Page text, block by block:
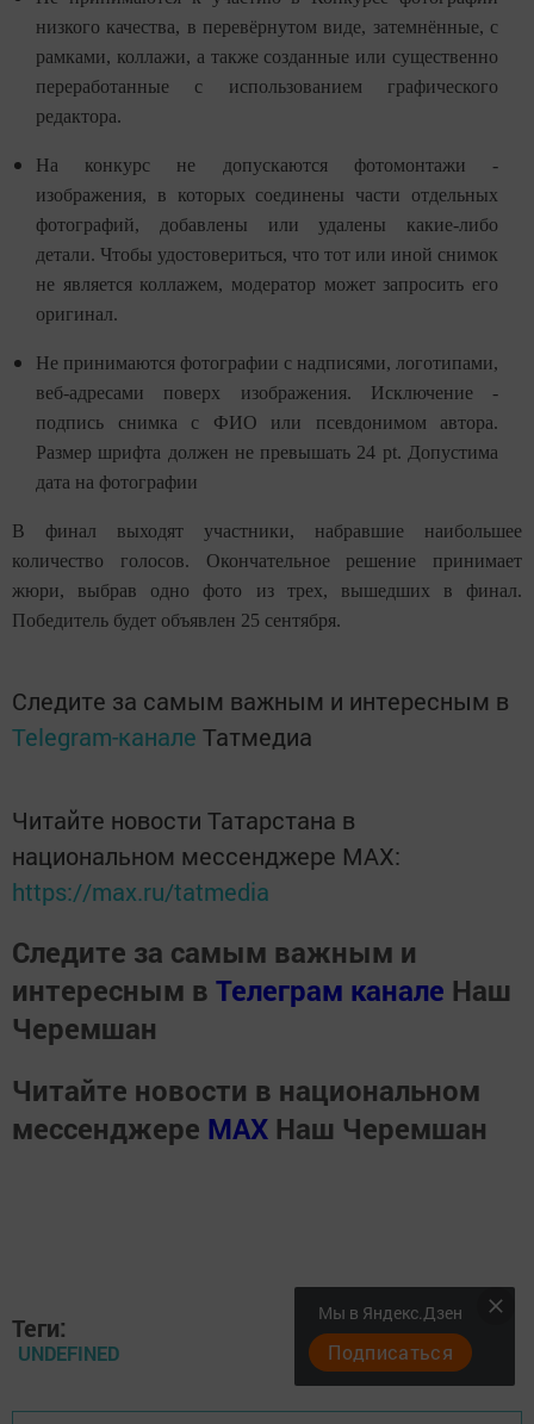
низкого качества, в перевёрнутом виде, затемнённые, с
рамками, коллажи, а также созданные или существенно
переработанные с использованием графического
редактора.
На конкурс не допускаются фотомонтажи -
изображения, в которых соединены части отдельных
фотографий, добавлены или удалены какие-либо
детали. Чтобы удостовериться, что тот или иной снимок
не является коллажем, модератор может запросить его
оригинал.
Не принимаются фотографии с надписями, логотипами,
веб-адресами поверх изображения. Исключение -
подпись снимка с ФИО или псевдонимом автора.
Размер шрифта должен не превышать 24 pt. Допустима
дата на фотографии
В финал выходят участники, набравшие наибольшее
количество голосов. Окончательное решение принимает
жюри, выбрав одно фото из трех, вышедших в финал.
Победитель будет объявлен 25 сентября.
Следите за самым важным и интересным в
Telegram-канале Татмедиа
Читайте новости Татарстана в
национальном мессенджере MАХ:
https://max.ru/tatmedia
Следите за самым важным и
интересным в Телеграм канале Наш
Черемшан
Читайте новости в национальном
мессенджере MАХ Наш Черемшан
Теги:
UNDEFINED
Мы в Яндекс.Дзен
Подписаться